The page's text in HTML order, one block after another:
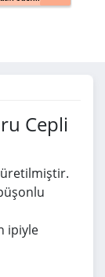
Cepli
ipiyle